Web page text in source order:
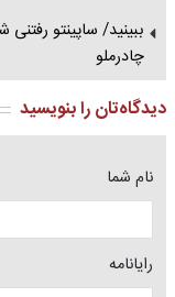
ببینید/ ساپینتو
چادرملو
دیدگاه‌تان را بنویسید
نام شما
رایانامه